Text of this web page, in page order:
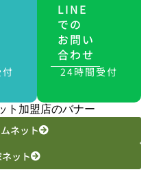
LINE
での
お問い
合わせ
24時間受付
ネット
ット